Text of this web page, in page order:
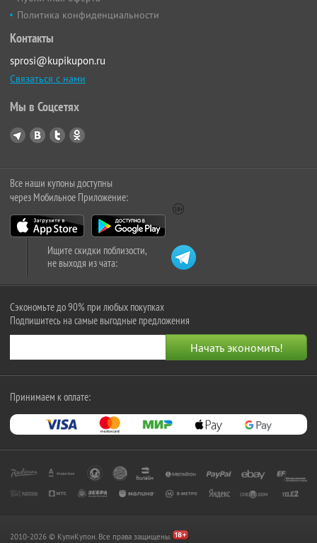
Политика конфиденциальности
Контакты
sprosi@kupikupon.ru
Связаться с нами
Мы в Соцсетях
Все наши купоны доступны
через Мобильное Приложение:
Ищите скидки поблизости,
не выходя из чата:
Сэкономьте до 90% при любых покупках
Подпишитесь на самые выгодные предложения
Принимаем к оплате:
2010-2026 © КупиКупон. Все права защищены.